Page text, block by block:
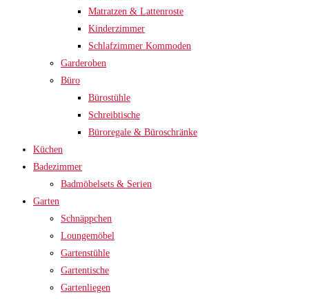
Matratzen & Lattenroste
Kinderzimmer
Schlafzimmer Kommoden
Garderoben
Büro
Bürostühle
Schreibtische
Büroregale & Büroschränke
Küchen
Badezimmer
Badmöbelsets & Serien
Garten
Schnäppchen
Loungemöbel
Gartenstühle
Gartentische
Gartenliegen